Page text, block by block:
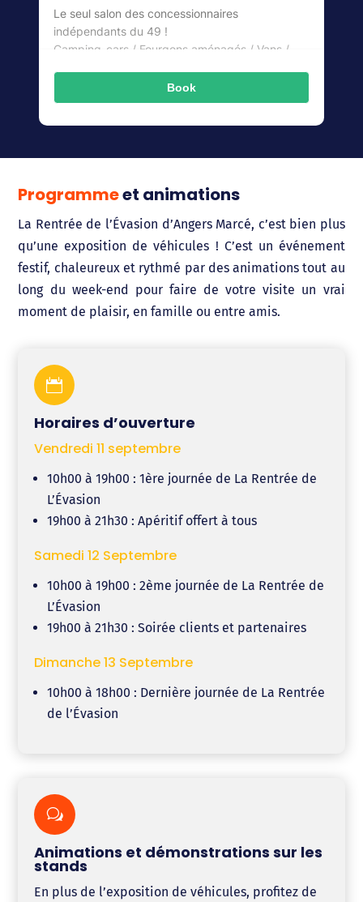
Programmeet animations
La Rentrée de l’Évasion d’Angers Marcé, c’est bien plus
qu’une exposition de véhicules ! C’est un événement
festif, chaleureux et rythmé par des animations tout au
long du week-end pour faire de votre visite un vrai
moment de plaisir, en famille ou entre amis.

Horaires d’ouverture
Vendredi 11 septembre
10h00 à 19h00 : 1ère journée de La Rentrée de
L’Évasion
19h00 à 21h30 : Apéritif offert à tous
Samedi 12 Septembre
10h00 à 19h00 : 2ème journée de La Rentrée de
L’Évasion
19h00 à 21h30 : Soirée clients et partenaires
Dimanche 13 Septembre
10h00 à 18h00 : Dernière journée de La Rentrée
de l’Évasion
w
Animations et démonstrations sur les
stands
En plus de l’exposition de véhicules, profitez de